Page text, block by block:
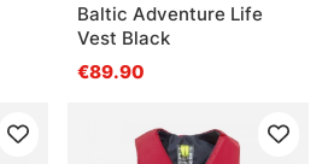
Baltic Adventure Life
Vest Black
€89.90